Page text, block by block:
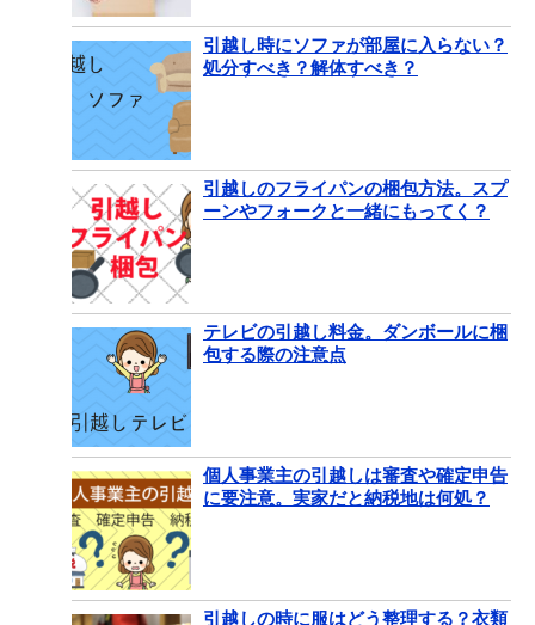
引越し時にソファが部屋に入らない？
処分すべき？解体すべき？
引越しのフライパンの梱包方法。スプ
ーンやフォークと一緒にもってく？
テレビの引越し料金。ダンボールに梱
包する際の注意点
個人事業主の引越しは審査や確定申告
に要注意。実家だと納税地は何処？
引越しの時に服はどう整理する？衣類